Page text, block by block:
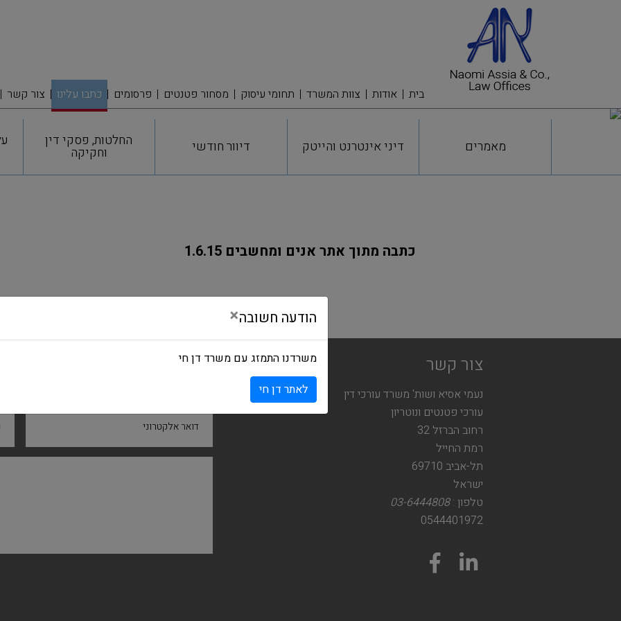
בית אודות צוות המשרד תחומי עיסוק מסחור פטנטים פרסומים כתבו עלינו צור קשר
מאמרים דיני אינטרנט והייטק דיוור חודשי החלטות, פסקי דין
וחקיקה
כתבה מתוך אתר אנים ומחשבים 1.6.15
צור קשר
נעמי אסיא ושות' משרד עורכי דין
עורכי פטנטים ונוטריון
רחוב הברזל 32
רמת החייל
תל-אביב 69710
ישראל
טלפון :03-6444808
0544401972
דואר אלקטרוני
הודעה חשובה×
משרדנו התמזג עם משרד דן חי
לאתר דן חי